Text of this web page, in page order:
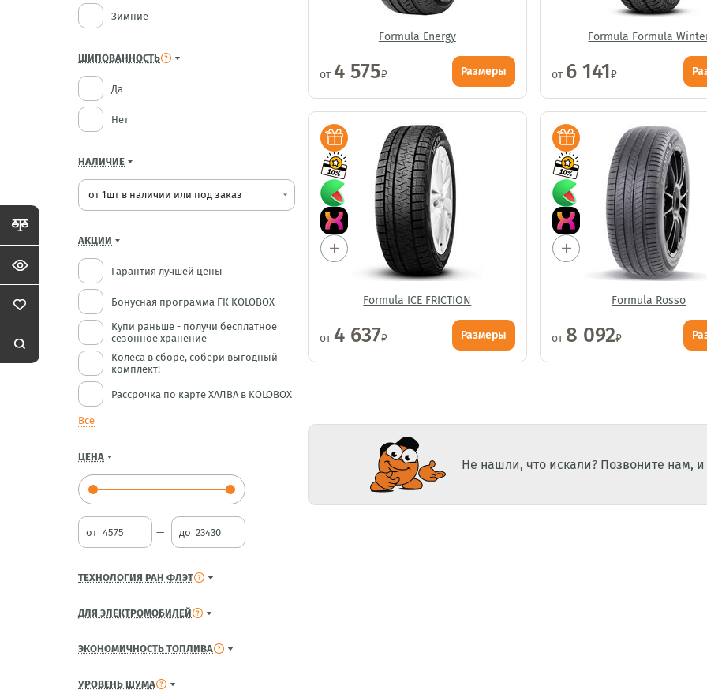
Зимние
ШИПОВАННОСТЬ
Да
Нет
НАЛИЧИЕ
от 1шт в наличии или под заказ arrow_drop_down
АКЦИИ
Гарантия лучшей цены
Бонусная программа ГК KOLOBOX
Купи раньше - получи бесплатное
сезонное хранение
Колеса в сборе, собери выгодный
комплект!
Рассрочка по карте ХАЛВА в KOLOBOX
Все
ЦЕНА
от до
ТЕХНОЛОГИЯ РАН ФЛЭТ
ДЛЯ ЭЛЕКТРОМОБИЛЕЙ
ЭКОНОМИЧНОСТЬ ТОПЛИВА
УРОВЕНЬ ШУМА
Formula Energy
от4 575₽ Размеры
Formula Formula
от 6 141₽
Formula ICE FRICTION
от4 637₽ Размеры
Formula Rosso
от 8 092₽
Не нашли, что искали? Позвоните нам,